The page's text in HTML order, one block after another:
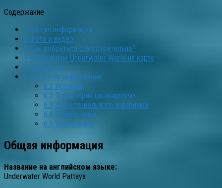
Содержание
1 Общая информация
2 Фото и видео
3 Как добраться самостоятельно?
4 Океанариум Underwater World на карте
5 Экскурсии
6 Полезная информация:
6.1 История
6.2 Территория океанариума
6.3 Зоны туннельного аквариума
6.4 Развлечения
6.5 Заключение
Общая информация
Название на английском языке:
Underwater World Pattaya